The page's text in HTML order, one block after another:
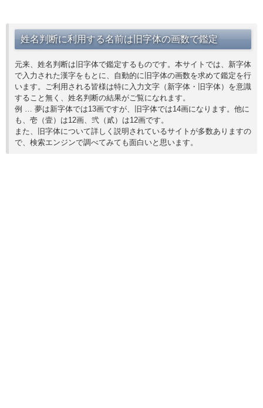
姓名判断に利用する名前は旧字体の画数で鑑定
元来、姓名判断は旧字体で鑑定するものです。本サイトでは、新字体
で入力された漢字をもとに、自動的に旧字体の画数を求めて鑑定を行
います。ご利用される皆様は特に入力文字（新字体・旧字体）を意識
すること無く、姓名判断の結果がご覧になれます。
例 … 夢は新字体では13画ですが、旧字体では14画になります。他に
も、壱（壹）は12画、弐（貳）は12画です。
また、旧字体について詳しく説明されているサイトが多数ありますの
で、検索エンジンで調べてみても面白いと思います。